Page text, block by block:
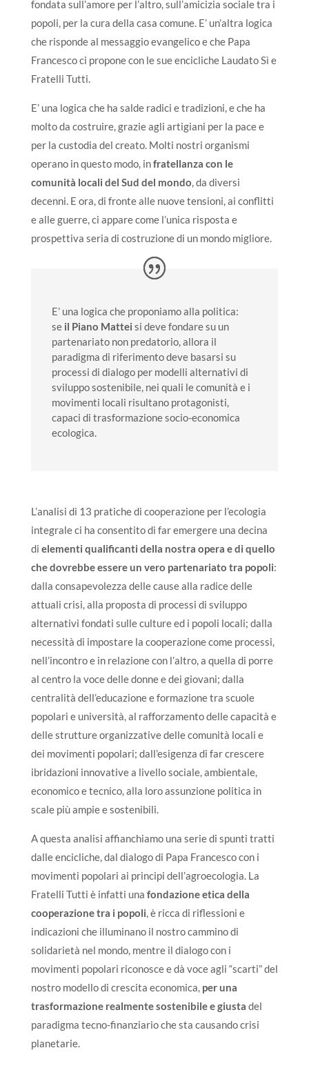
fondata sull’amore per l’altro, sull’amicizia sociale tra i
popoli, per la cura della casa comune. E’ un’altra logica
che risponde al messaggio evangelico e che Papa
Francesco ci propone con le sue encicliche Laudato Sì e
Fratelli Tutti.
E’ una logica che ha salde radici e tradizioni, e che ha
molto da costruire, grazie agli artigiani per la pace e
per la custodia del creato. Molti nostri organismi
operano in questo modo, infratellanza con le
comunità locali del Sud del mondo, da diversi
decenni. E ora, di fronte alle nuove tensioni, ai conflitti
e alle guerre, ci appare come l’unica risposta e
prospettiva seria di costruzione di un mondo migliore.
E’ una logica che proponiamo alla politica:
se il Piano Mattei si deve fondare su un
partenariato non predatorio, allora il
paradigma di riferimento deve basarsi su
processi di dialogo per modelli alternativi di
sviluppo sostenibile, nei quali le comunità e i
movimenti locali risultano protagonisti,
capaci di trasformazione socio-economica
ecologica.
L’analisi di 13 pratiche di cooperazione per l’ecologia
integrale ci ha consentito di far emergere una decina
di elementi qualificanti della nostra opera e di quello
che dovrebbe essere un vero partenariato tra popoli:
dalla consapevolezza delle cause alla radice delle
attuali crisi, alla proposta di processi di sviluppo
alternativi fondati sulle culture ed i popoli locali; dalla
necessità di impostare la cooperazione come processi,
nell’incontro e in relazione con l’altro, a quella di porre
al centro la voce delle donne e dei giovani; dalla
centralità dell’educazione e formazione tra scuole
popolari e università, al rafforzamento delle capacità e
delle strutture organizzative delle comunità locali e
dei movimenti popolari; dall’esigenza di far crescere
ibridazioni innovative a livello sociale, ambientale,
economico e tecnico, alla loro assunzione politica in
scale più ampie e sostenibili.
A questa analisi affianchiamo una serie di spunti tratti
dalle encicliche, dal dialogo di Papa Francesco con i
movimenti popolari ai principi dell’agroecologia. La
Fratelli Tutti è infatti una fondazione etica della
cooperazione tra i popoli, è ricca di riflessioni e
indicazioni che illuminano il nostro cammino di
solidarietà nel mondo, mentre il dialogo con i
movimenti popolari riconosce e dà voce agli “scarti” del
nostro modello di crescita economica, per una
trasformazione realmente sostenibile e giusta del
paradigma tecno-finanziario che sta causando crisi
planetarie.